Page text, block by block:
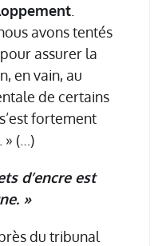
avons tentés
assurer la
en vain, au
de certains
fortement
» (…)
d’encre est
»
du tribunal